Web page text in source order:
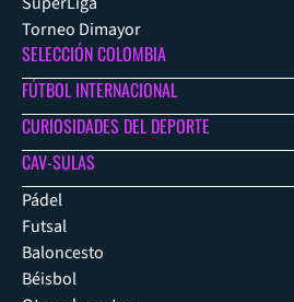
Torneo Dimayor
SELECCIÓN COLOMBIA
FÚTBOL INTERNACIONAL
CURIOSIDADES DEL DEPORTE
CAV-SULAS
Pádel
Futsal
Baloncesto
Béisbol